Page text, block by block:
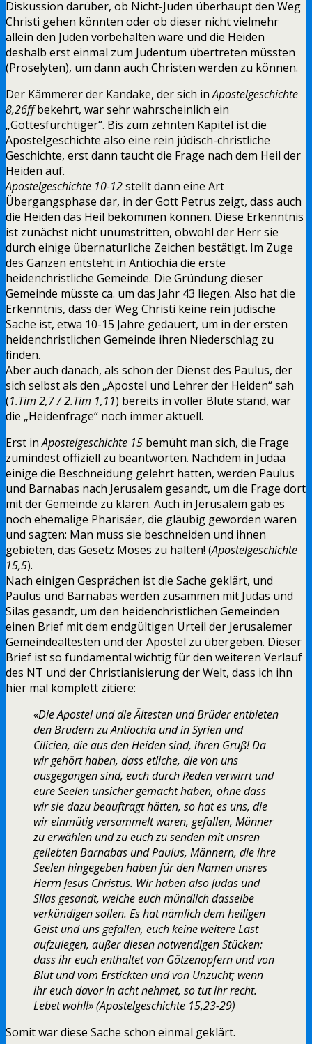
Diskussion darüber, ob Nicht-Juden überhaupt den Weg
Christi gehen könnten oder ob dieser nicht vielmehr
allein den Juden vorbehalten wäre und die Heiden
deshalb erst einmal zum Judentum übertreten müssten
(Proselyten), um dann auch Christen werden zu können.
Der Kämmerer der Kandake, der sich inApostelgeschichte
8,26ffbekehrt, war sehr wahrscheinlich ein
„Gottesfürchtiger“. Bis zum zehnten Kapitel ist die
Apostelgeschichte also eine rein jüdisch-christliche
Geschichte, erst dann taucht die Frage nach dem Heil der
Heiden auf.
Apostelgeschichte 10-12stellt dann eine Art
Übergangsphase dar, in der Gott Petrus zeigt, dass auch
die Heiden das Heil bekommen können. Diese Erkenntnis
ist zunächst nicht unumstritten, obwohl der Herr sie
durch einige übernatürliche Zeichen bestätigt. Im Zuge
des Ganzen entsteht in Antiochia die erste
heidenchristliche Gemeinde. Die Gründung dieser
Gemeinde müsste ca. um das Jahr 43 liegen. Also hat die
Erkenntnis, dass der Weg Christi keine rein jüdische
Sache ist, etwa 10-15 Jahre gedauert, um in der ersten
heidenchristlichen Gemeinde ihren Niederschlag zu
finden.
Aber auch danach, als schon der Dienst des Paulus, der
sich selbst als den „Apostel und Lehrer der Heiden“ sah
(1.Tim 2,7 / 2.Tim 1,11) bereits in voller Blüte stand, war
die „Heidenfrage“ noch immer aktuell.
Erst inApostelgeschichte 15 bemüht man sich, die Frage
zumindest offiziell zu beantworten. Nachdem in Judäa
einige die Beschneidung gelehrt hatten, werden Paulus
und Barnabas nach Jerusalem gesandt, um die Frage dort
mit der Gemeinde zu klären. Auch in Jerusalem gab es
noch ehemalige Pharisäer, die gläubig geworden waren
und sagten: Man muss sie beschneiden und ihnen
gebieten, das Gesetz Moses zu halten! (Apostelgeschichte
15,5).
Nach einigen Gesprächen ist die Sache geklärt, und
Paulus und Barnabas werden zusammen mit Judas und
Silas gesandt, um den heidenchristlichen Gemeinden
einen Brief mit dem endgültigen Urteil der Jerusalemer
Gemeindeältesten und der Apostel zu übergeben. Dieser
Brief ist so fundamental wichtig für den weiteren Verlauf
des NT und der Christianisierung der Welt, dass ich ihn
hier mal komplett zitiere:
«Die Apostel und die Ältesten und Brüder entbieten
den Brüdern zu Antiochia und in Syrien und
Cilicien, die aus den Heiden sind, ihren Gruß! Da
wir gehört haben, dass etliche, die von uns
ausgegangen sind, euch durch Reden verwirrt und
eure Seelen unsicher gemacht haben, ohne dass
wir sie dazu beauftragt hätten, so hat es uns, die
wir einmütig versammelt waren, gefallen, Männer
zu erwählen und zu euch zu senden mit unsren
geliebten Barnabas und Paulus, Männern, die ihre
Seelen hingegeben haben für den Namen unsres
Herrn Jesus Christus. Wir haben also Judas und
Silas gesandt, welche euch mündlich dasselbe
verkündigen sollen. Es hat nämlich dem heiligen
Geist und uns gefallen, euch keine weitere Last
aufzulegen, außer diesen notwendigen Stücken:
dass ihr euch enthaltet von Götzenopfern und von
Blut und vom Erstickten und von Unzucht; wenn
ihr euch davor in acht nehmet, so tut ihr recht.
Lebet wohl!» (Apostelgeschichte 15,23-29)
Somit war diese Sache schon einmal geklärt.